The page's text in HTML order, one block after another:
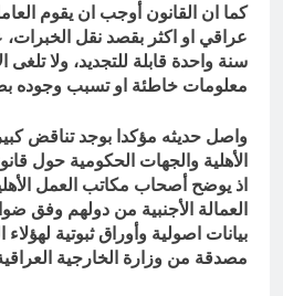
كما ان القانون أوجب ان يقوم
عراقي او اكثر بقصد نقل
سنة واحدة قابلة للتجديد، ولا
معلومات خاطئة او تسبب وجوده
واصل حديثه مؤكدا بوجد تناقض
الأهلية والجهات الحكومية حول
اذ يوضح أصحاب مكاتب العمل
العمالة الأجنبية من دولهم وفق
بيانات اصولية وأوراق ثبوتية
مصدقة من وزارة الخارجية